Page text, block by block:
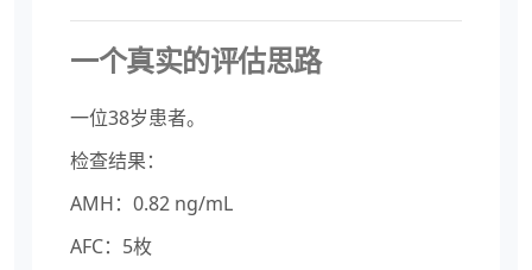
一个真实的评估思路
一位38岁患者。
检查结果：
AMH：0.82 ng/mL
AFC：5枚